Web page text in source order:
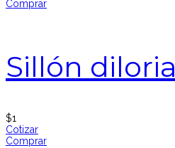
Comprar
Sillón diloria
$1
Cotizar
Comprar